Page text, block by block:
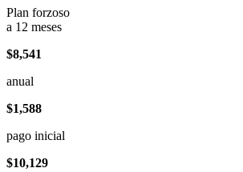
Plan forzoso
a 12 meses
$8,541
anual
$1,588
pago inicial
$10,129